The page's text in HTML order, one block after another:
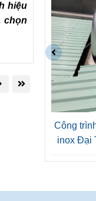
hiệu
chọn
Công
lầu bồn